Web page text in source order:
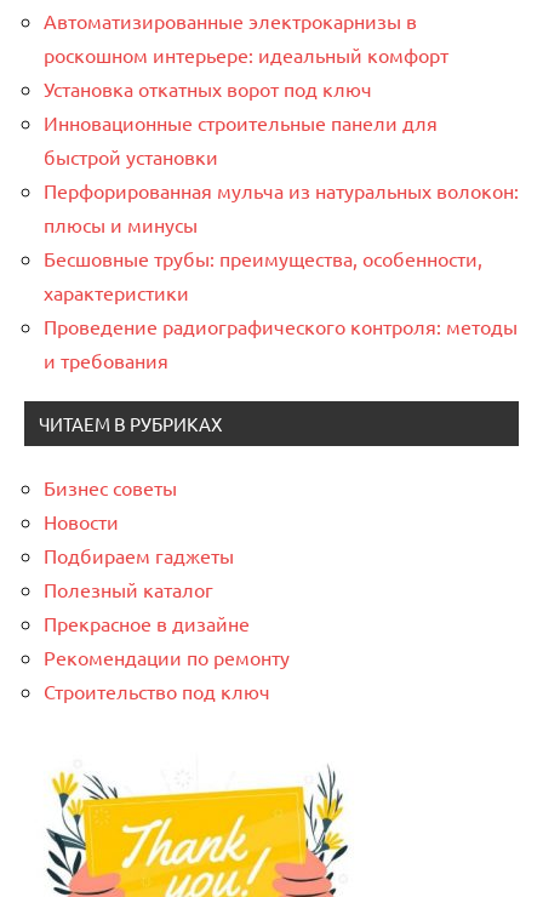
Автоматизированные электрокарнизы в
роскошном интерьере: идеальный комфорт
Установка откатных ворот под ключ
Инновационные строительные панели для
быстрой установки
Перфорированная мульча из натуральных волокон:
плюсы и минусы
Бесшовные трубы: преимущества, особенности,
характеристики
Проведение радиографического контроля: методы
и требования
ЧИТАЕМ В РУБРИКАХ
Бизнес советы
Новости
Подбираем гаджеты
Полезный каталог
Прекрасное в дизайне
Рекомендации по ремонту
Строительство под ключ